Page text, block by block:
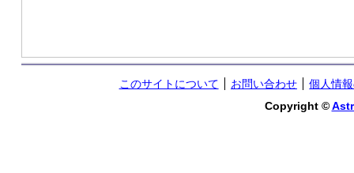
このサイトについて お問い合わせ
個人情
Copyright ©